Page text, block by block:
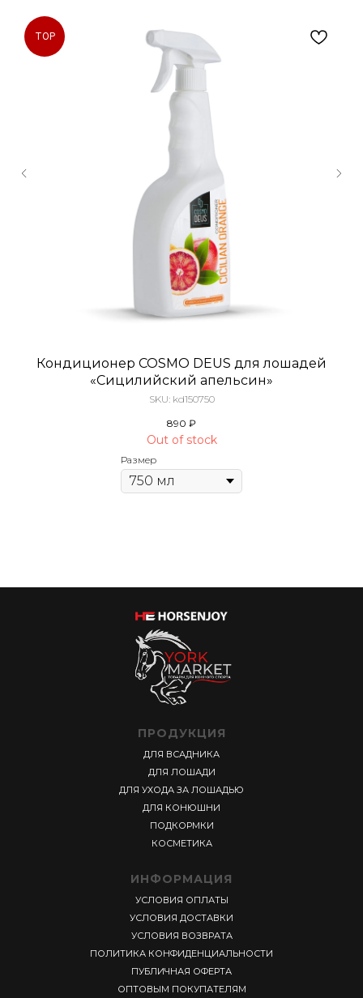
TOP
Кондиционер COSMO DEUS для лошадей
«Сицилийский апельсин»
SKU: kd150750
890 ₽
Out of stock
Размер
ПРОДУКЦИЯ
ДЛЯ ВСАДНИКА
ДЛЯ ЛОШАДИ
ДЛЯ УХОДА ЗА ЛОШАДЬЮ
ДЛЯ КОНЮШНИ
ПОДКОРМКИ
КОСМЕТИКА
ИНФОРМАЦИЯ
УСЛОВИЯ ОПЛАТЫ
УСЛОВИЯ ДОСТАВКИ
УСЛОВИЯ ВОЗВРАТА
ПОЛИТИКА КОНФИДЕНЦИАЛЬНОСТИ
ПУБЛИЧНАЯ ОФЕРТА
ОПТОВЫМ ПОКУПАТЕЛЯМ